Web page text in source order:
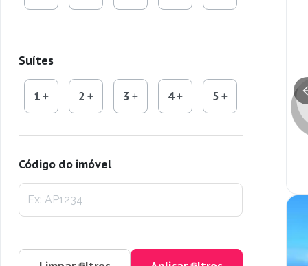
Suítes
1 2 3 4 5
Código do imóvel